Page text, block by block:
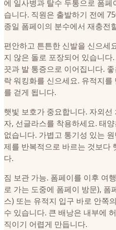
에 일사병과 탈수 두통으로 폼
습니다. 직원은 출발하기 전에
종일 폼페이의 분수에서 재충전
편안하고 튼튼한 신발을 신으세
지 않은 돌로 포장되어 있습니
끗과 발 통증으로 이어집니다.
락 워킹화를 신으세요. 유적지
를 걷게 됩니다.
햇빛 보호가 중요합니다. 자외선
자, 선글라스를 착용하세요. 태
없습니다. 가볍고 통기성 있는
제를 반복적으로 바르는 것보다
다.
짐 보관 가능. 폼페이를 이후 여
로 가는 도중에 폼페이 방문), 폼
스) 또는 유적지 입구 바로 안쪽
수 있습니다. 큰 배낭은 내부에
직이기 어렵게 만듭니다.